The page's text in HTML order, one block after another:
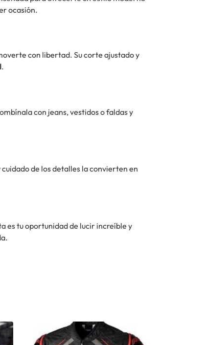
ocasión.
con libertad. Su corte ajustado y
.
con jeans, vestidos o faldas y
de los detalles la convierten en
es tu oportunidad de lucir increíble y